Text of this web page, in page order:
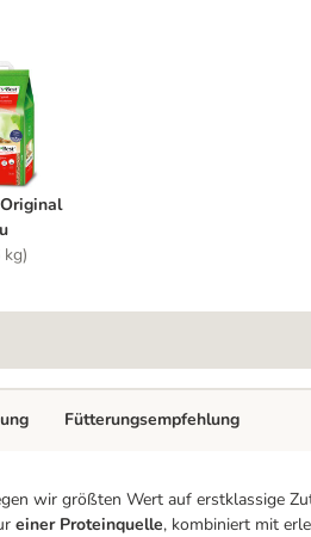
Original Katzenstreu
kg)
wir größten Wert auf erstklassige
einer Proteinquelle, kombiniert mit
Fütterungsempfehlung